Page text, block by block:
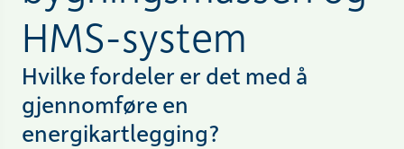
HMS-system
Hvilke fordeler er det med å
gjennomføre en
energikartlegging?